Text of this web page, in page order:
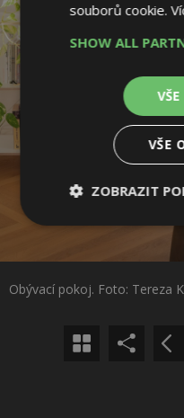
Obývací pokoj. Foto: Tereza
souborů cookie.
SHOW ALL
VŠE
ZOBRAZIT
Nezbytně
soubory